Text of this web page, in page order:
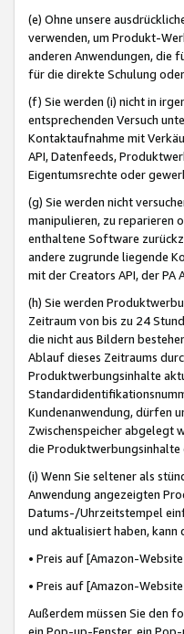
(e) Ohne unsere
verwenden, um Produkt-
anderen Anwendungen, die
für die direkte Schulung
(f) Sie werden (i) nicht in
entsprechenden Versuch
Kontaktaufnahme mit
API, Datenfeeds,
Eigentumsrechte oder
(g) Sie werden nicht
manipulieren, zu reparieren
enthaltene Software
andere zugrunde liegende
mit der Creators API, der
(h) Sie werden
Zeitraum von bis zu 24
die nicht aus Bildern
Ablauf dieses Zeitraums
Produktwerbungsinhalte
Kundenanwendung, dürfen
Zwischenspeicher abgelegt
die Produktwerbungsinhalte
(i) Wenn Sie seltener als
Anwendung angezeigten
Datums-/Uhrzeitstempel
und aktualisiert haben,
• Preis auf [Amazon-
• Preis auf [Amazon-
Außerdem müssen Sie den
ein Pop-up-Fenster, ein